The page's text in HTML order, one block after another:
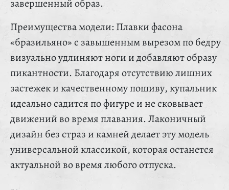
завершенный образ.
Преимущества модели: Плавки фасона
«бразильяно» с завышенным вырезом по бедру
визуально удлиняют ноги и добавляют образу
пикантности. Благодаря отсутствию лишних
застежек и качественному пошиву, купальник
идеально садится по фигуре и не сковывает
движений во время плавания. Лаконичный
дизайн без страз и камней делает эту модель
универсальной классикой, которая останется
актуальной во время любого отпуска.